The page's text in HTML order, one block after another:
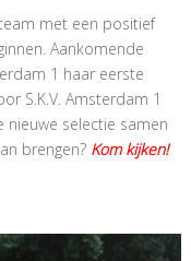
met een positief
Aankomende
1 haar eerste
S.K.V. Amsterdam 1
nieuwe selectie samen
brengen? Kom kijken!